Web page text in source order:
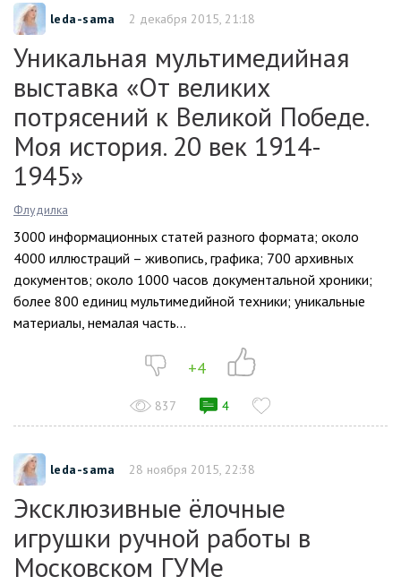
leda-sama 2 декабря 2015, 21:18
Уникальная мультимедийная
выставка «От великих
потрясений к Великой Победе.
Моя история. 20 век 1914-
1945»
Флудилка
3000 информационных статей разного формата; около
4000 иллюстраций – живопись, графика; 700 архивных
документов; около 1000 часов документальной хроники;
более 800 единиц мультимедийной техники; уникальные
материалы, немалая часть...
+4
837 4
leda-sama 28 ноября 2015, 22:38
Эксклюзивные ёлочные
игрушки ручной работы в
Московском ГУМе